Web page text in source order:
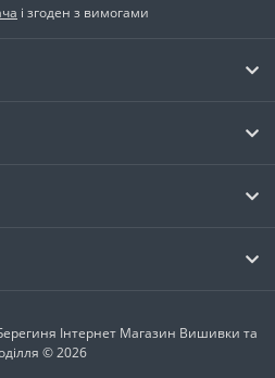
і згоден з вимогами
Інтернет Магазин Вишивки та
© 2026